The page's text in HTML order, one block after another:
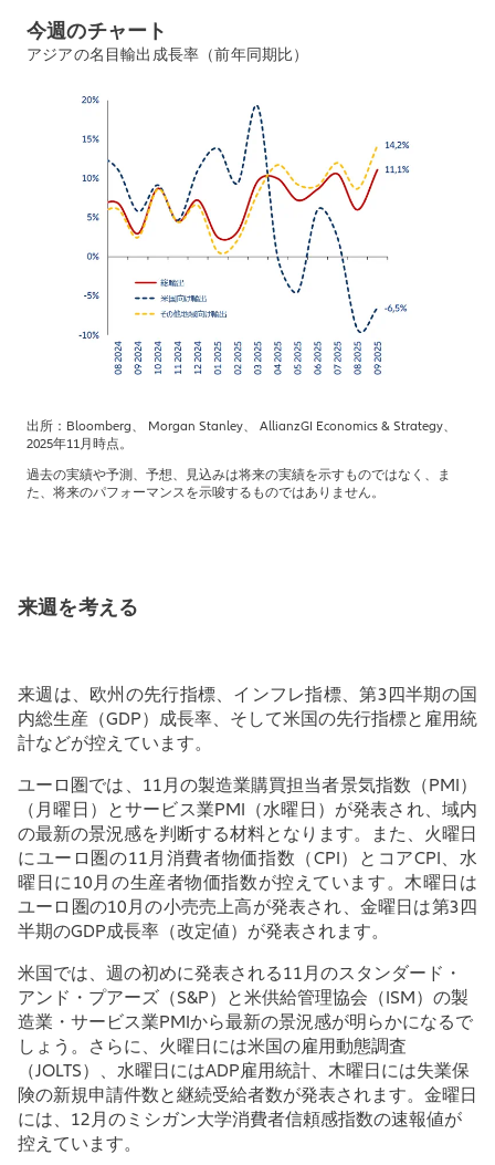
今週のチャート
アジアの名目輸出成長率（前年同期比）
出所：Bloomberg、 Morgan Stanley、 AllianzGI Economics & Strategy、
2025年11月時点。
過去の実績や予測、予想、見込みは将来の実績を示すものではなく、ま
た、将来のパフォーマンスを示唆するものではありません。
来週を考える
来週は、欧州の先行指標、インフレ指標、第3四半期の国
内総生産（GDP）成長率、そして米国の先行指標と雇用統
計などが控えています。
ユーロ圏では、 11月の製造業購買担当者景気指数（PMI）
（月曜日）とサービス業PMI （水曜日）が発表され、域内
の最新の景況感を判断する材料となります。また、火曜日
にユーロ圏の11月消費者物価指数（CPI）とコアCPI、水
曜日に10月の生産者物価指数が控えています。木曜日は
ユーロ圏の10月の小売売上高が発表され、金曜日は第3四
半期のGDP成長率（改定値）が発表されます。
米国では、週の初めに発表される11月のスタンダード・
アンド・プアーズ（S&P）と米供給管理協会（ISM）の製
造業・サービス業PMIから最新の景況感が明らかになるで
しょう。さらに、火曜日には米国の雇用動態調査
（JOLTS）、水曜日にはADP雇用統計、木曜日には失業保
険の新規申請件数と継続受給者数が発表されます。金曜日
には、 12月のミシガン大学消費者信頼感指数の速報値が
控えています。